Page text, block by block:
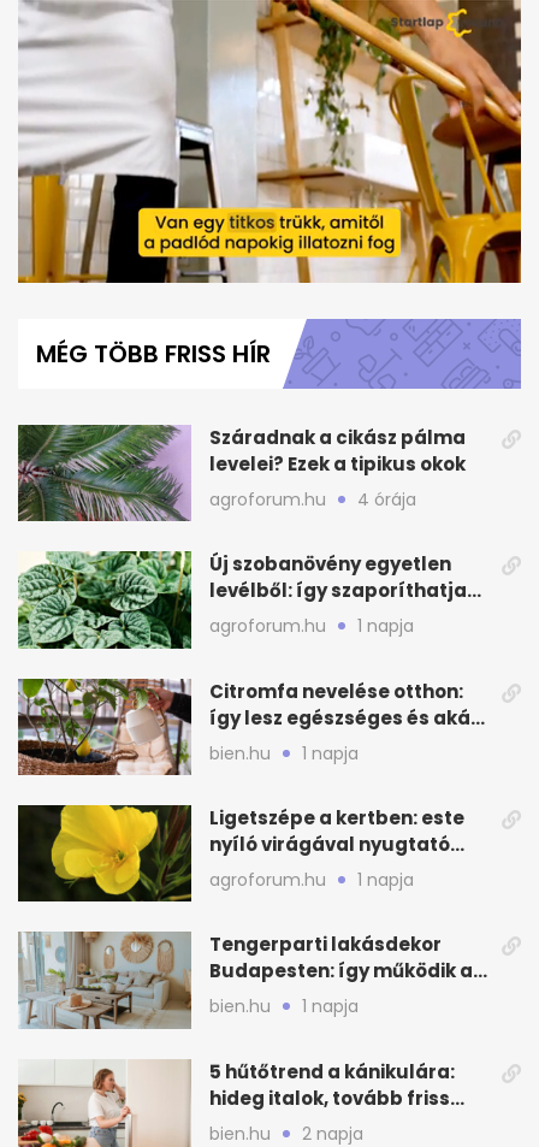
50
seconds
MÉG TÖBB FRISS HÍR
Száradnak a cikász pálma
levelei? Ezek a tipikus okok
agroforum.hu 4 órája
Új szobanövény egyetlen
levélből: így szaporíthatja
egyszerűen
agroforum.hu 1 napja
Citromfa nevelése otthon:
így lesz egészséges és akár
termő is
bien.hu 1 napja
Ligetszépe a kertben: este
nyíló virágával nyugtató
látvány
agroforum.hu 1 napja
Tengerparti lakásdekor
Budapesten: így működik a
kagylós, homokszínű trend
bien.hu 1 napja
5 hűtőtrend a kánikulára:
hideg italok, tovább friss
alapanyagok
bien.hu 2 napja